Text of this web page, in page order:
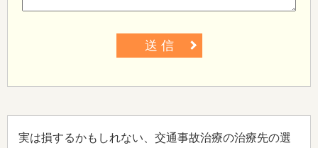
送 信
実は損するかもしれない、交通事故治療の治療先の選